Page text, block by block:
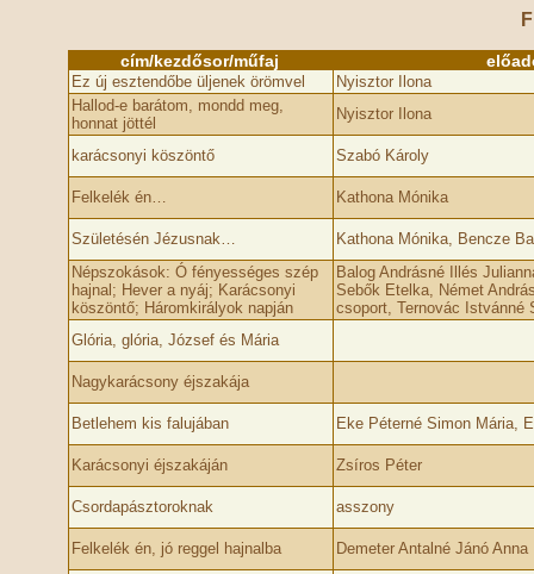
cím/kezdősor/műfaj
Ez új esztendőbe üljenek örömvel
Nyisztor Ilona
Hallod-e barátom, mondd meg,
honnat jöttél
Nyisztor Ilona
karácsonyi köszöntő Szabó Károly
Felkelék én… Kathona Mónika
Születésén Jézusnak…
Kathona Mónika, Bencze
Népszokások: Ó fényességes szép
hajnal; Hever a nyáj; Karácsonyi
köszöntő; Háromkirályok napján
Balog Andrásné Illés
Sebők Etelka, Német
csoport, Ternovác Istvánné
Glória, glória, József és Mária
Nagykarácsony éjszakája
Betlehem kis falujában Eke Péterné Simon Mária,
Karácsonyi éjszakáján Zsíros Péter
Csordapásztoroknak asszony
Felkelék én, jó reggel hajnalba Demeter Antalné Jánó Anna